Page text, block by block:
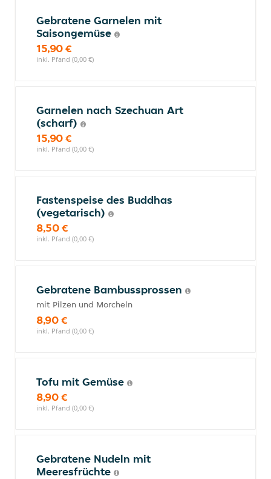
Gebratene Garnelen mit
Saisongemüse
15,90 €
inkl. Pfand (0,00 €)
Garnelen nach Szechuan Art
(scharf)
15,90 €
inkl. Pfand (0,00 €)
Fastenspeise des Buddhas
(vegetarisch)
8,50 €
inkl. Pfand (0,00 €)
Gebratene Bambussprossen
mit Pilzen und Morcheln
8,90 €
inkl. Pfand (0,00 €)
Tofu mit Gemüse
8,90 €
inkl. Pfand (0,00 €)
Gebratene Nudeln mit
Meeresfrüchte